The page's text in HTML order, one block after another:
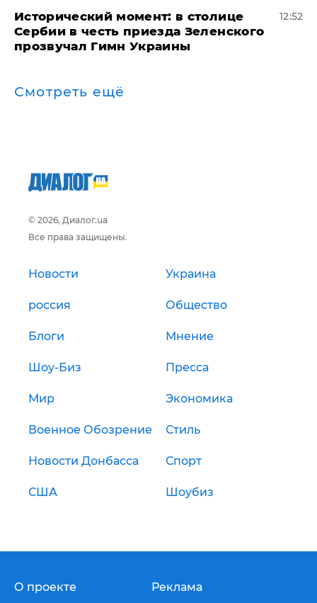
Исторический момент: в столице
Сербии в честь приезда Зеленского
прозвучал Гимн Украины
12:52
Смотреть ещё
© 2026, Диалог.ua
Все права защищены.
Новости Украина
россия Общество
Блоги Мнение
Шоу-Биз Пресса
Мир Экономика
Военное Обозрение Стиль
Новости Донбасса Спорт
США Шоубиз
О проекте Реклама